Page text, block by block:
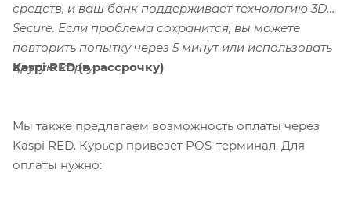
средств, и ваш банк поддерживает технологию 3D-
Secure. Если проблема сохранится, вы можете
повторить попытку через 5 минут или использовать
другую карту.
Kaspi RED (в рассрочку)
Мы также предлагаем возможность оплаты через
Kaspi RED. Курьер привезет POS-терминал. Для
оплаты нужно: